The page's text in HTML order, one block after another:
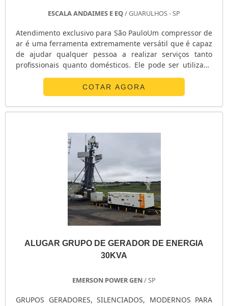
ESCALA ANDAIMES E EQ/ GUARULHOS - SP
Atendimento exclusivo para São PauloUm compressor de
ar é uma ferramenta extremamente versátil que é capaz
de ajudar qualquer pessoa a realizar serviços tanto
profissionais quanto domésticos. Ele pode ser utilizado
para diferentes finalidades, como por exemplo para
pinturas de parede a até para funcionamento de
aparelhos em consultórios de odontologia e hospitalares.
A EMPRESA CERTA PARA REALIZAR O SERVIÇODentro das
COTAR AGORA
ALUGAR GRUPO DE GERADOR DE ENERGIA
30KVA
EMERSON POWER GEN/ SP
GRUPOS GERADORES, SILENCIADOS, MODERNOS PARA